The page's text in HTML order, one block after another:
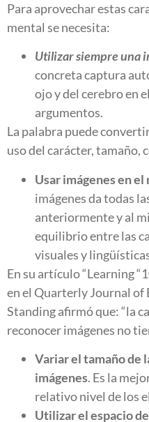
Para aprovechar estas
mental se necesita:
Utilizar siempre una
concreta captura
ojo y del cerebro en
argumentos.
La palabra puede
uso del carácter, tamaño,
Usar imágenes en el
imágenes da todas
anteriormente y al
equilibrio entre las
visuales y
En su artículo “Learning
en el Quarterly Journal of
Standing afirmó que: “la
reconocer imágenes no
Variar el tamaño de
imágenes. Es la
relativo nivel de los
Utilizar el espacio